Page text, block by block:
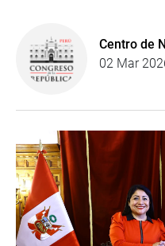
Centro de
02 Mar